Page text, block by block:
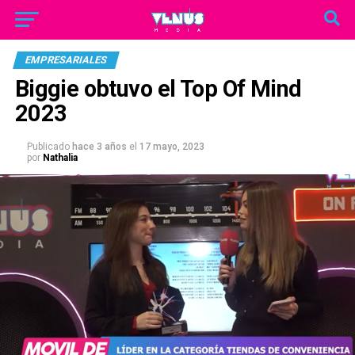
EMPRESARIALES
Biggie obtuvo el Top Of Mind
2023
Publicado hace 3 años el 17 mayo, 2023
por Nathalia